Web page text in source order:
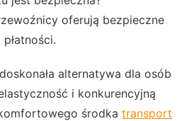
oferują bezpieczne
alternatywa dla osób
i konkurencyjną
środka transport